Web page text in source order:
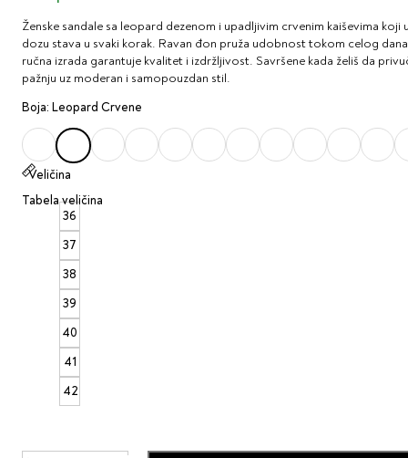
Ženske sandale sa leopard dezenom i upadljivim crvenim kaiševima koji
dozu stava u svaki korak. Ravan đon pruža udobnost tokom celog
ručna izrada garantuje kvalitet i izdržljivost. Savršene kada želiš da
pažnju uz moderan i samopouzdan stil.
Boja: Leopard Crvene
Tabela veličina
Veličina
36
37
38
39
40
41
42